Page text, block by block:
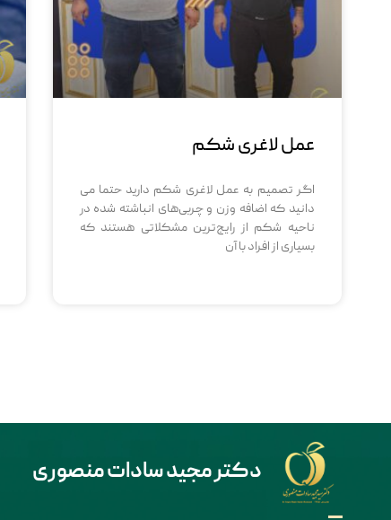
عمل لاغری شکم
اگر تصمیم به عمل لاغری شکم دارید حتما می
دانید که اضافه وزن و چربی‌های انباشته‌ شده در
ناحیه شکم از رایج‌ترین مشکلاتی هستند که
بسیاری از افراد با آن
دکتر مجید سادات منصوری